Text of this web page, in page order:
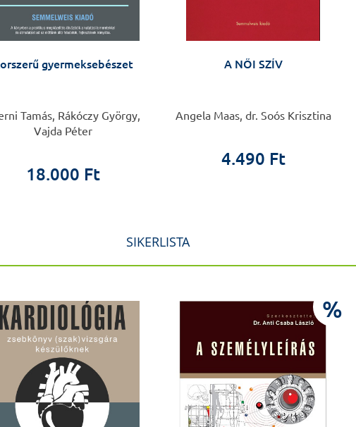
gyermeksebészet
Tamás, Rákóczy György,
Vajda Péter
18.000 Ft
A NŐI SZÍV
Angela Maas, dr. Soós Krisztina
4.490 Ft
SIKERLISTA
%